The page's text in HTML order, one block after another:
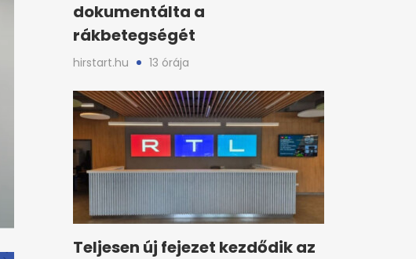
dokumentálta a
rákbetegségét
hirstart.hu 13 órája
Teljesen új fejezet kezdődik az